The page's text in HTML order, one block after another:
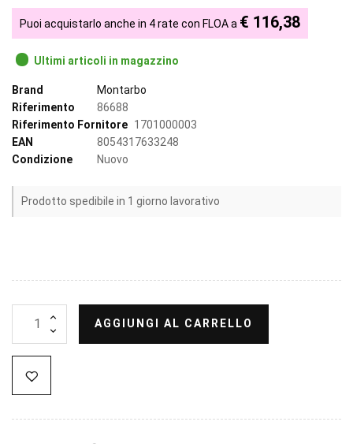
Puoi acquistarlo anche in 4 rate con FLOA a € 116,38
Ultimi articoli in magazzino
Brand
Montarbo
Riferimento
86688
Riferimento Fornitore 1701000003
EAN
8054317633248
Condizione
Nuovo
Prodotto spedibile in 1 giorno lavorativo
AGGIUNGI AL CARRELLO